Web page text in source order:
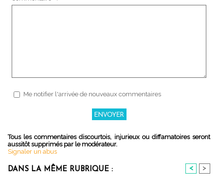
Me notifier l'arrivée de nouveaux commentaires
Tous les commentaires discourtois, injurieux ou diffamatoires seront
aussitôt supprimés par le modérateur.
Signaler un abus
DANS LA MÊME RUBRIQUE : < >